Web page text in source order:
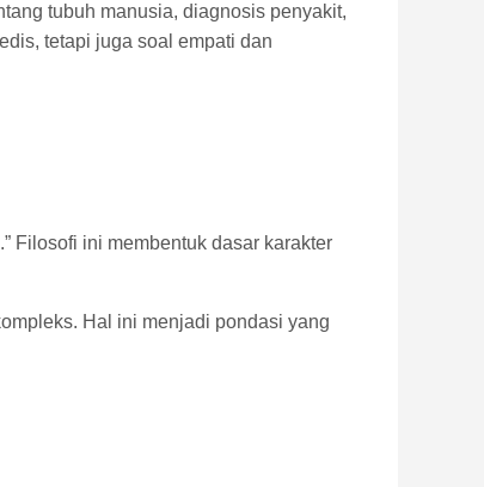
tubuh manusia, diagnosis penyakit,
tetapi juga soal empati dan
.” Filosofi ini membentuk dasar karakter
Hal ini menjadi pondasi yang